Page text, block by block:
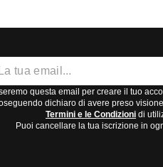
questa email per creare il tuo
dichiaro di avere preso
Termini e le Condizioni di
Puoi cancellare la tua iscrizione in